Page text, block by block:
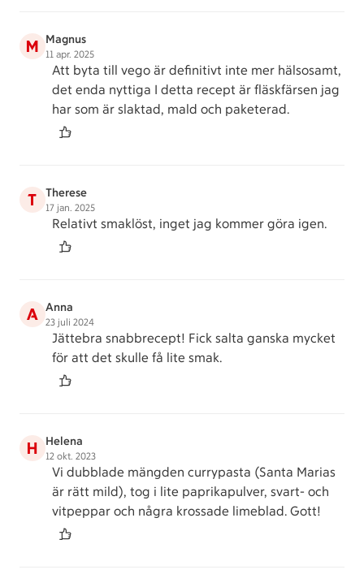
M Magnus
11 apr. 2025
Att byta till vego är definitivt inte mer hälsosamt,
det enda nyttiga I detta recept är fläskfärsen jag
har som är slaktad, mald och paketerad.
T Therese
17 jan. 2025
Relativt smaklöst, inget jag kommer göra igen.
A Anna
23 juli 2024
Jättebra snabbrecept! Fick salta ganska mycket
för att det skulle få lite smak.
H Helena
12 okt. 2023
Vi dubblade mängden currypasta (Santa Marias
är rätt mild), tog i lite paprikapulver, svart- och
vitpeppar och några krossade limeblad. Gott!